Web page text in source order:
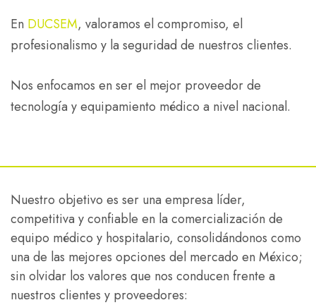
En DUCSEM, valoramos el compromiso, el
profesionalismo y la seguridad de nuestros clientes.
Nos enfocamos en ser el mejor proveedor de
tecnología y equipamiento médico a nivel nacional.
Nuestro objetivo es ser una empresa líder,
competitiva y confiable en la comercialización de
equipo médico y hospitalario, consolidándonos como
una de las mejores opciones del mercado en México;
sin olvidar los valores que nos conducen frente a
nuestros clientes y proveedores: